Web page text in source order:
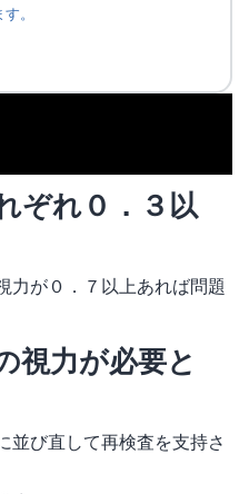
。
ぞれ０．３以
力が０．７以上あれば問題
視力が必要と
並び直して再検査を支持さ